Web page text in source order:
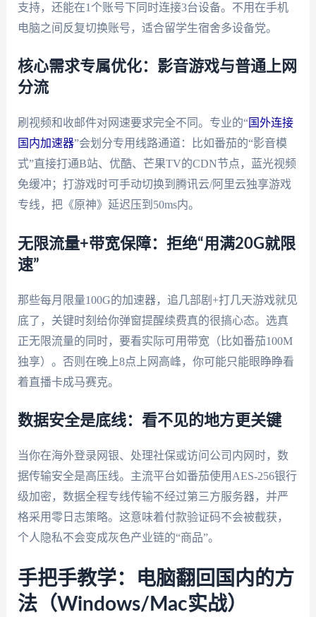
支持，还能在1个账号下同时连接3台设备。不用在手机
电脑之间反复切换账号，适合留学生宿舍多设备党。
核心需求专属优化：影音游戏与普通上网
分流
刷视频和收邮件对网速要求完全不同。专业的“国外连接
国内加速器”会划分专用线路通道：比如番茄的“影音模
式”直接打通B站、优酷、芒果TV的CDN节点，蓝光视频
免缓冲；打游戏时可手动切换到腾讯云/阿里云独享游戏
专线，把《原神》延迟压到50ms内。
无限流量+带宽保障：拒绝“用满20G就限
速”
那些每月限量100G的加速器，追几部剧+打几天游戏就见
底了，关键时刻给你弹窗提醒续费真的很搞心态。选真
正无限流量的同时，要看实际可用带宽（比如番茄100M
独享）。否则在晚上8点上网高峰，你可能只能眼睁睁看
着直播卡成马赛克。
数据安全是底线：看不见的地方更关键
当你在海外登录网银、处理社保或访问公司内网时，数
据传输安全是高压线。主流平台如番茄使用AES-256银行
级加密，数据全程专线传输不经过第三方服务器，并严
格采用零日志策略。这意味着付款验证码不会被截获，
个人隐私不会变成灰色产业链的“商品”。
手把手教学：电脑翻回国内的方
法（Windows/Mac实战）